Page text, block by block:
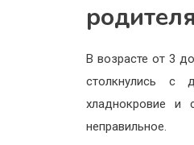
В возрасте от 3
столкнулись с
хладнокровие и
неправильное.